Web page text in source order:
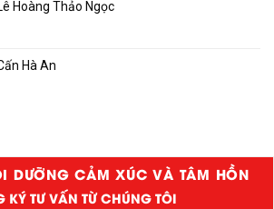
Hoàng Thảo Ngọc
Hà An
DƯỠNG CẢM XÚC VÀ TÂM HỒN
KÝ TƯ VẤN TỪ CHÚNG TÔI